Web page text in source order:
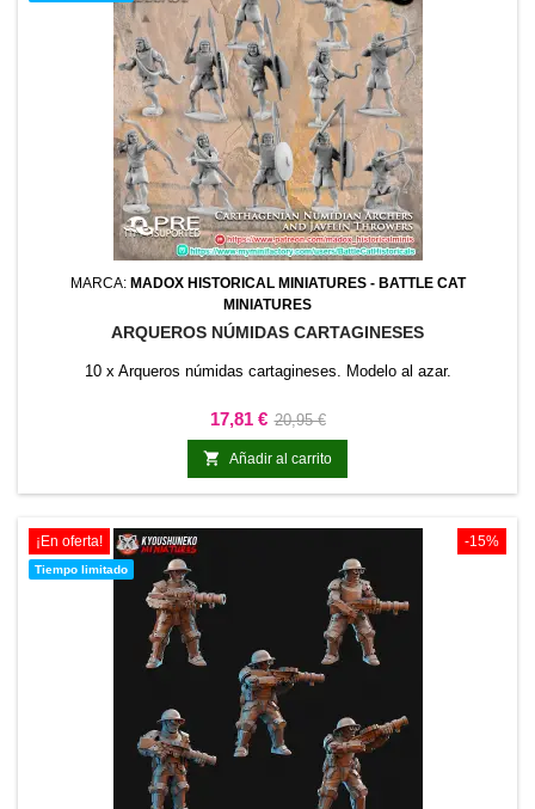
MARCA: MADOX HISTORICAL MINIATURES - BATTLE CAT
MINIATURES
ARQUEROS NÚMIDAS CARTAGINESES
10 x Arqueros númidas cartagineses. Modelo al azar.
Precio
17,81 € Precio
base
20,95 €
 Añadir al carrito
-15%
¡En oferta!
Tiempo limitado